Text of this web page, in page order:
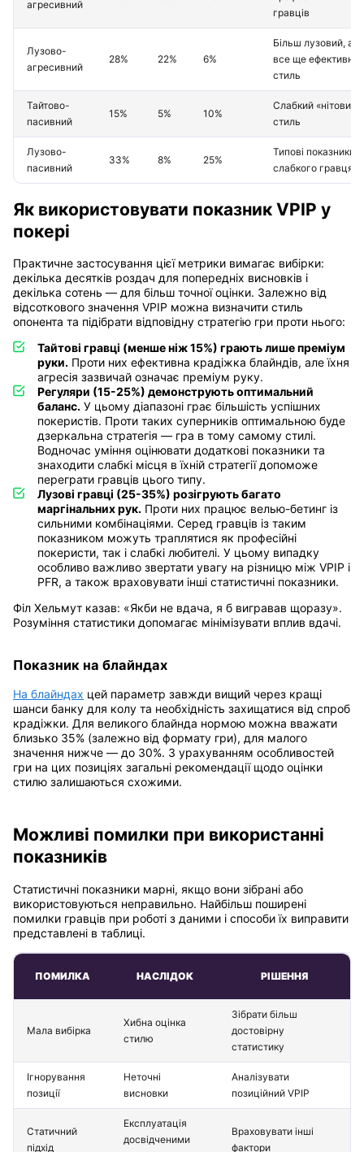
агресивний
гравців
Лузово-
агресивний
28% 22% 6%
Більш лузовий, але
все ще ефективний
стиль
Тайтово-
пасивний
15% 5% 10%
Слабкий «нітовий»
стиль
Лузово-
пасивний
33% 8% 25%
Типові показники
слабкого гравця
Як використовувати показник VPIP у
покері
Практичне застосування цієї метрики вимагає вибірки:
декілька десятків роздач для попередніх висновків і
декілька сотень — для більш точної оцінки. Залежно від
відсоткового значення VPIP можна визначити стиль
опонента та підібрати відповідну стратегію гри проти нього:
Тайтові гравці (менше ніж 15%) грають лише преміум
руки. Проти них ефективна крадіжка блайндів, але їхня
агресія зазвичай означає преміум руку.
Регуляри (15-25%) демонструють оптимальний
баланс. У цьому діапазоні грає більшість успішних
покеристів. Проти таких суперників оптимальною буде
дзеркальна стратегія — гра в тому самому стилі.
Водночас уміння оцінювати додаткові показники та
знаходити слабкі місця в їхній стратегії допоможе
переграти гравців цього типу.
Лузові гравці (25-35%) розігрують багато
маргінальних рук. Проти них працює велью-бетинг із
сильними комбінаціями. Серед гравців із таким
показником можуть траплятися як професійні
покеристи, так і слабкі любителі. У цьому випадку
особливо важливо звертати увагу на різницю між VPIP і
PFR, а також враховувати інші статистичні показники.
Філ Хельмут казав: «Якби не вдача, я б вигравав щоразу».
Розуміння статистики допомагає мінімізувати вплив вдачі.
Показник на блайндах
На блайндах цей параметр завжди вищий через кращі
шанси банку для колу та необхідність захищатися від спроб
крадіжки. Для великого блайнда нормою можна вважати
близько 35% (залежно від формату гри), для малого
значення нижче — до 30%. З урахуванням особливостей
гри на цих позиціях загальні рекомендації щодо оцінки
стилю залишаються схожими.
Можливі помилки при використанні
показників
Статистичні показники марні, якщо вони зібрані або
використовуються неправильно. Найбільш поширені
помилки гравців при роботі з даними і способи їх виправити
представлені в таблиці.
ПОМИЛКА НАСЛІДОК РІШЕННЯ
Мала вибірка
Хибна оцінка
стилю
Зібрати більш
достовірну
статистику
Ігнорування
позиції
Неточні
висновки
Аналізувати
позиційний VPIP
Статичний
підхід
Експлуатація
досвідченими
Враховувати інші
фактори